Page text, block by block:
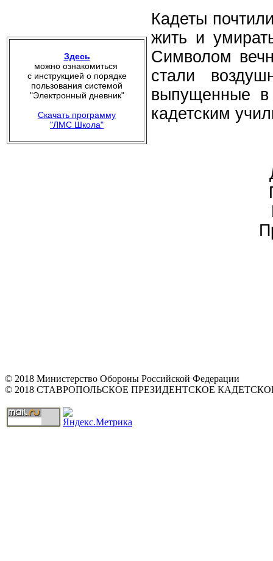
Здесь
можно ознакомиться
с инструкцией о порядке
пользования системой
"Электронный дневник"
Скачать программу
"ЛМС Школа"
Кадеты
жить и
Символом
стали
выпущенные в
кадетским
© 2018 Министерство Обороны Российской Федерации
© 2018 СТАВРОПОЛЬСКОЕ ПРЕЗИДЕНТСКОЕ